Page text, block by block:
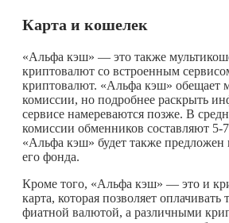
Карта и кошелек
«Альфа кэш» — это также
криптовалют со встроенным
криптовалют. «Альфа кэш» обещает
комиссии, но подробнее раскрыть
сервисе намереваются позже. В
комиссии обменников составляют 5-
«Альфа кэш» будет также предложен
его фонда.
Кроме того, «Альфа кэш» — это и
карта, которая позволяет
фиатной валютой, а различными